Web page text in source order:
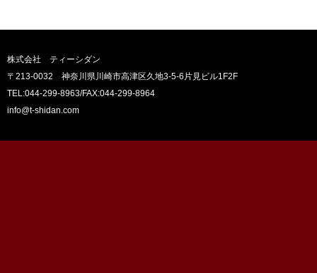
株式会社 ティーシダン
〒213-0032 神奈川県川崎市高津区久地3-5-6片見ビル1F2F
TEL:044-299-8963/FAX:044-299-8964
info@t-shidan.com